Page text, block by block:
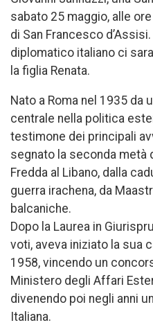
sabato 25 maggio, alle
di San Francesco
diplomatico italiano ci
la figlia Renata.
Nato a Roma nel 1935 da
centrale nella politica
testimone dei principali
segnato la seconda metà
Fredda al Libano, dalla
guerra irachena, da
balcaniche.
Dopo la Laurea in
voti, aveva iniziato la sua
1958, vincendo un
Ministero degli Affari
divenendo poi negli anni
Italiana.